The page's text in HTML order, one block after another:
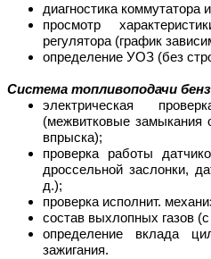
диагностика коммутатора
просмотр
регулятора (график
определение УОЗ (без
Система топливоподачи
электрическая
(межвитковые замыкания
впрыска);
проверка работы
дроссельной заслонки,
д.);
проверка исполнит.
состав выхлопных газов
определение вклада
зажигания.